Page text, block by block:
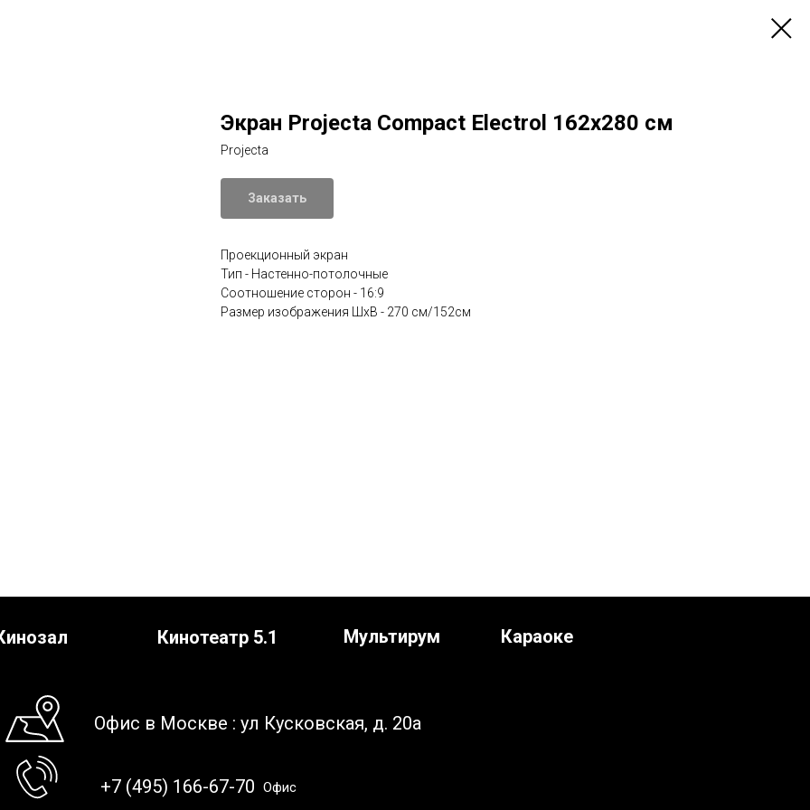
Экран Projecta Compact Electrol 162х280 см
Projecta
Заказать
Проекционный экран
Тип - Настенно-потолочные
Соотношение сторон - 16:9
Размер изображения ШхВ - 270 см/152см
Кинотеатр 5.1 Мультирум
Офис в Москве : ул Кусковская, д. 20а
+7 (495) 166-67-70 Офис
Караоке